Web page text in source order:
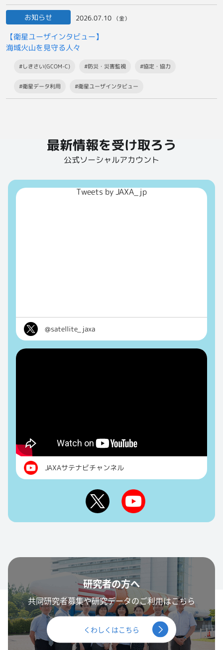
お知らせ 2026.07.10 （金）
【衛星ユーザインタビュー】
海域火山を見守る人々
#しきさい(GCOM-C) #防災・災害監視 #協定・協力
#衛星データ利用 #衛星ユーザインタビュー
最新情報を受け取ろう
公式ソーシャルアカウント
Tweets by JAXA_jp
@satellite_jaxa
JAXAサテナビチャンネル
研究者の方へ
共同研究者募集や研究データのご利用はこちら
くわしくはこちら